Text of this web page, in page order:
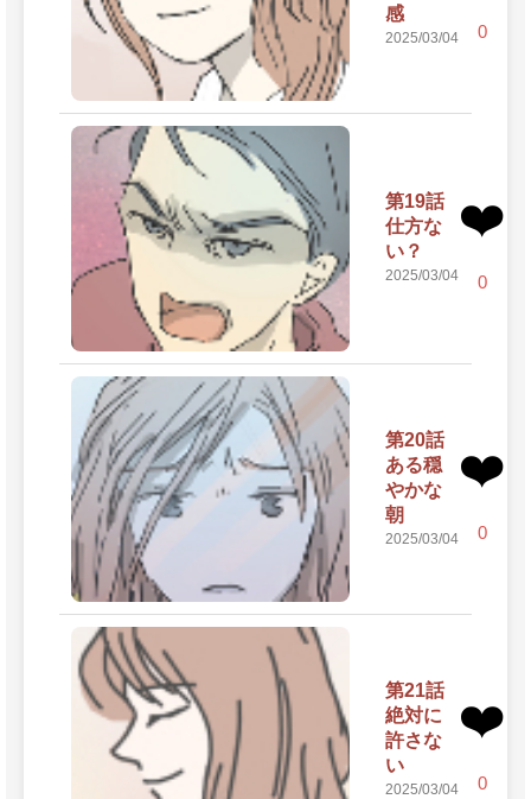
感
2025/03/04 0
第19話
仕方な
い？
2025/03/04
❤️
0
第20話
ある穏
やかな
朝
2025/03/04
❤️
0
第21話
絶対に
許さな
い
2025/03/04
❤️
0